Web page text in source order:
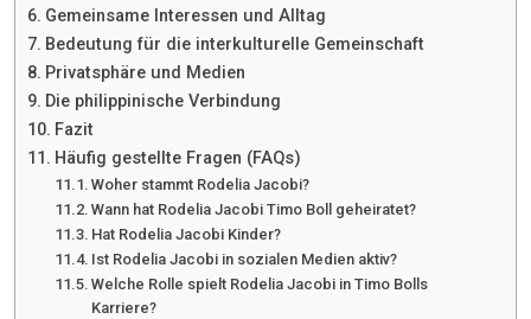
Gemeinsame Interessen und Alltag
Bedeutung für die interkulturelle Gemeinschaft
Privatsphäre und Medien
Die philippinische Verbindung
Fazit
Häufig gestellte Fragen (FAQs)
Woher stammt Rodelia Jacobi?
Wann hat Rodelia Jacobi Timo Boll geheiratet?
Hat Rodelia Jacobi Kinder?
Ist Rodelia Jacobi in sozialen Medien aktiv?
Welche Rolle spielt Rodelia Jacobi in Timo Bolls
Karriere?